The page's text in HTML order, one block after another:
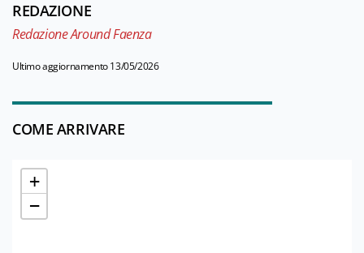
REDAZIONE
Redazione Around Faenza
Ultimo aggiornamento 13/05/2026
COME ARRIVARE
+
−